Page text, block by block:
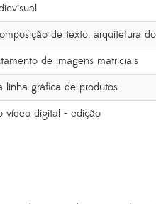
de texto, arquitetura
de imagens matriciais
linha gráfica de produtos
vídeo digital - edição